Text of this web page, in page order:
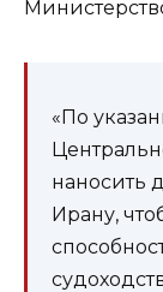
«По
наносить
Ирану,